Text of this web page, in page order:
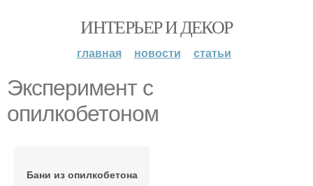
ИНТЕРЬЕР И ДЕКОР
главная новости статьи
Эксперимент с
опилкобетоном
Бани из опилкобетона